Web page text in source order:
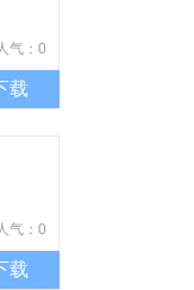
气：0
载
气：0
载